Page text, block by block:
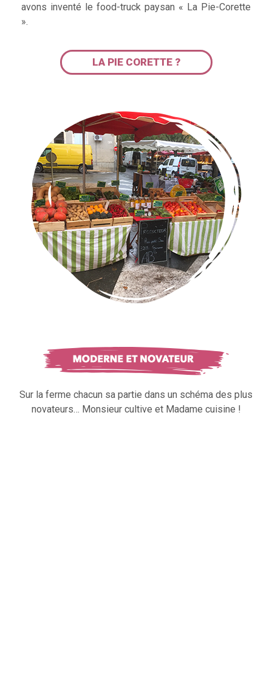
avons inventé le food-truck paysan « La Pie-Corette
».
LA PIE CORETTE ?
Sur la ferme chacun sa partie dans un schéma des plus
novateurs… Monsieur cultive et Madame cuisine !